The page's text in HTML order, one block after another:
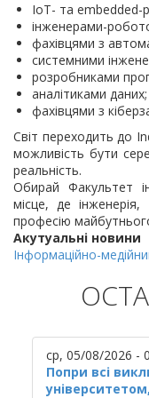
IoT- та embedded-
інженерами-
фахівцями з
системними
розробниками
аналітиками даних;
фахівцями з
Світ переходить до
можливість бути
реальність.
Обирай Факультет
місце, де
професію
Акутуальні новини
Інформаційно-
ср, 05/08/2026 -
Попри всі